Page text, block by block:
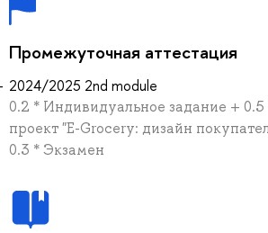
Промежуточная аттестация
2024/2025 2nd module
0.2 * Индивидуальное задание + 0.5
проект "E-Grocery: дизайн
0.3 * Экзамен